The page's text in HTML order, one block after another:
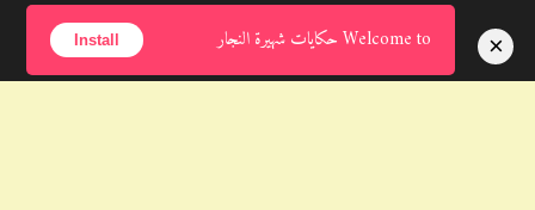
الأحد, أغسطس 9, 2026 Welcome to حكايات شهيرة النجار Install ×